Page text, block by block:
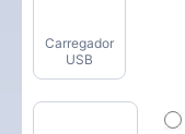
Carregador
USB